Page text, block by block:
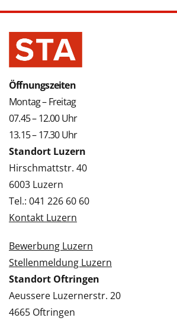
Öffnungszeiten
Montag – Freitag
07.45 – 12.00 Uhr
13.15 – 17.30 Uhr
Standort Luzern
Hirschmattstr. 40
6003 Luzern
Tel.: 041 226 60 60
Kontakt Luzern
Bewerbung Luzern
Stellenmeldung Luzern
Standort Oftringen
Aeussere Luzernerstr. 20
4665 Oftringen